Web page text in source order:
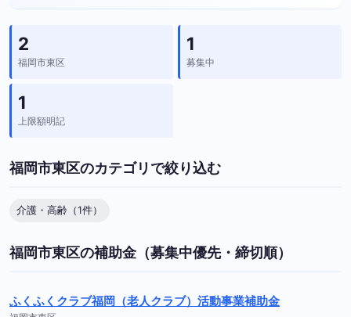
2
福岡市東区
1
募集中
1
上限額明記
福岡市東区のカテゴリで絞り込む
介護・高齢（1件）
福岡市東区の補助金（募集中優先・締切順）
ふくふくクラブ福岡（老人クラブ）活動事業補助金